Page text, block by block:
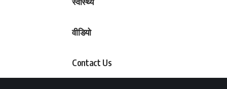
वीडियो
Contact Us